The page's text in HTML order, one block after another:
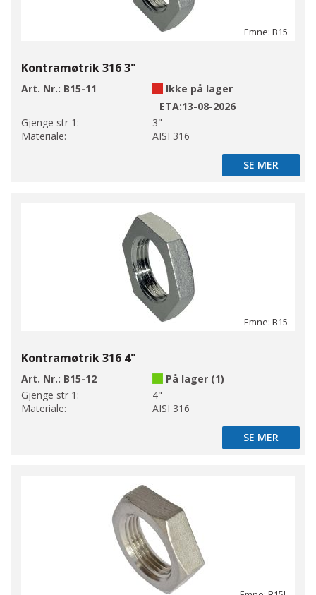
Emne: B15
Kontramøtrik 316 3"
Art. Nr.: B15-11
Ikke på lager
ETA:13-08-2026
Gjenge str 1:
3"
Materiale:
AISI 316
SE MER
SE MER
Emne: B15
Kontramøtrik 316 4"
Art. Nr.: B15-12
På lager (1)
Gjenge str 1:
4"
Materiale:
AISI 316
SE MER
SE MER